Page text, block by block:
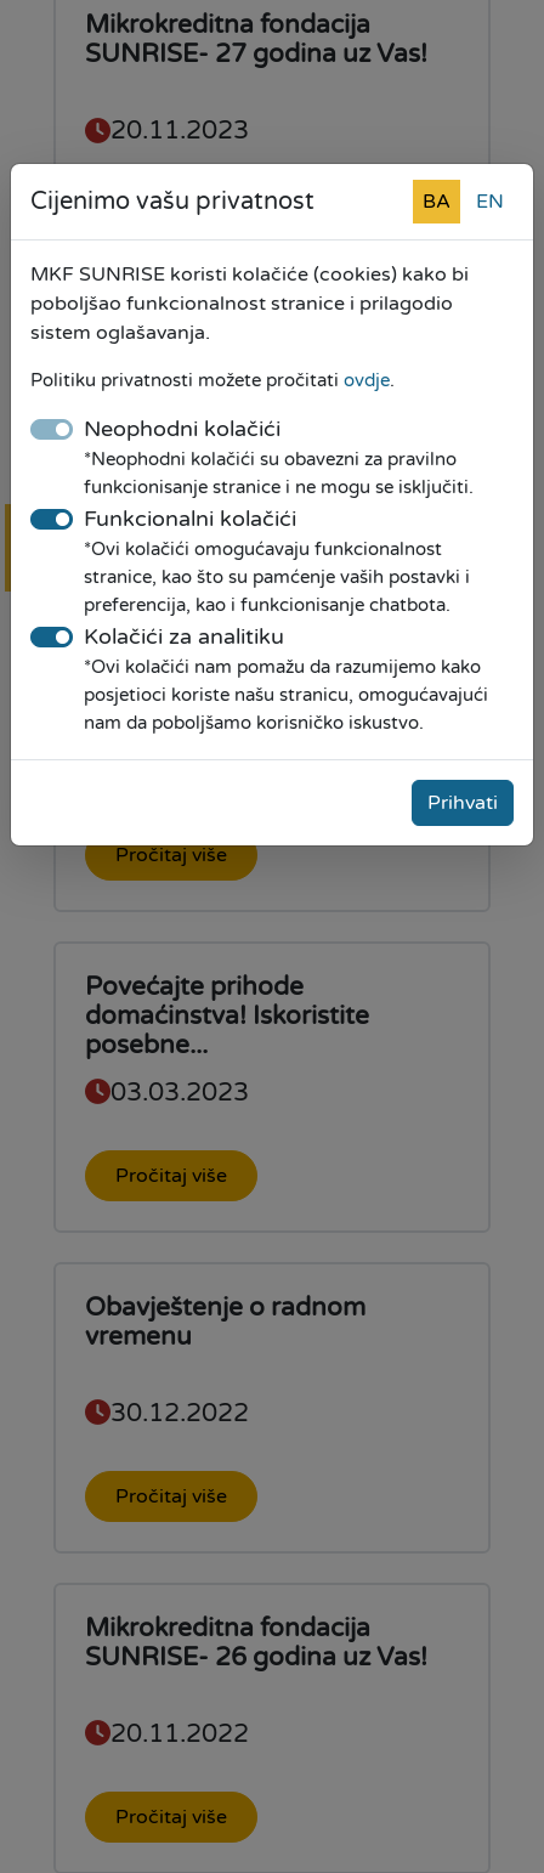
Mikrokreditna fondacija
SUNRISE- 27 godina uz Vas!
20.11.2023
Pročitaj više
Misli unaprijed! Ostvari uštede!
07.07.2023
Pročitaj više
Donacija školskih lektira JU OŠ
Aleksa Šantić iz S...
Pročitaj više
Povećajte prihode
domaćinstva! Iskoristite
posebne...
03.03.2023
Pročitaj više
Obavještenje o radnom
vremenu
30.12.2022
Pročitaj više
Mikrokreditna fondacija
SUNRISE- 26 godina uz Vas!
20.11.2022
Pročitaj više
Cijenimo vašu privatnost BA EN
MKF SUNRISE koristi kolačiće (cookies) kako bi
poboljšao funkcionalnost stranice i prilagodio
sistem oglašavanja.
Politiku privatnosti možete pročitati ovdje.
Neophodni kolačići
*Neophodni kolačići su obavezni za pravilno
funkcionisanje stranice i ne mogu se isključiti.
Funkcionalni kolačići
*Ovi kolačići omogućavaju funkcionalnost
stranice, kao što su pamćenje vaših postavki i
preferencija, kao i funkcionisanje chatbota.
Kolačići za analitiku
*Ovi kolačići nam pomažu da razumijemo kako
posjetioci koriste našu stranicu, omogućavajući
nam da poboljšamo korisničko iskustvo.
Prihvati